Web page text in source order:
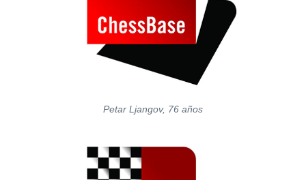
Petar Ljangov, 76 años